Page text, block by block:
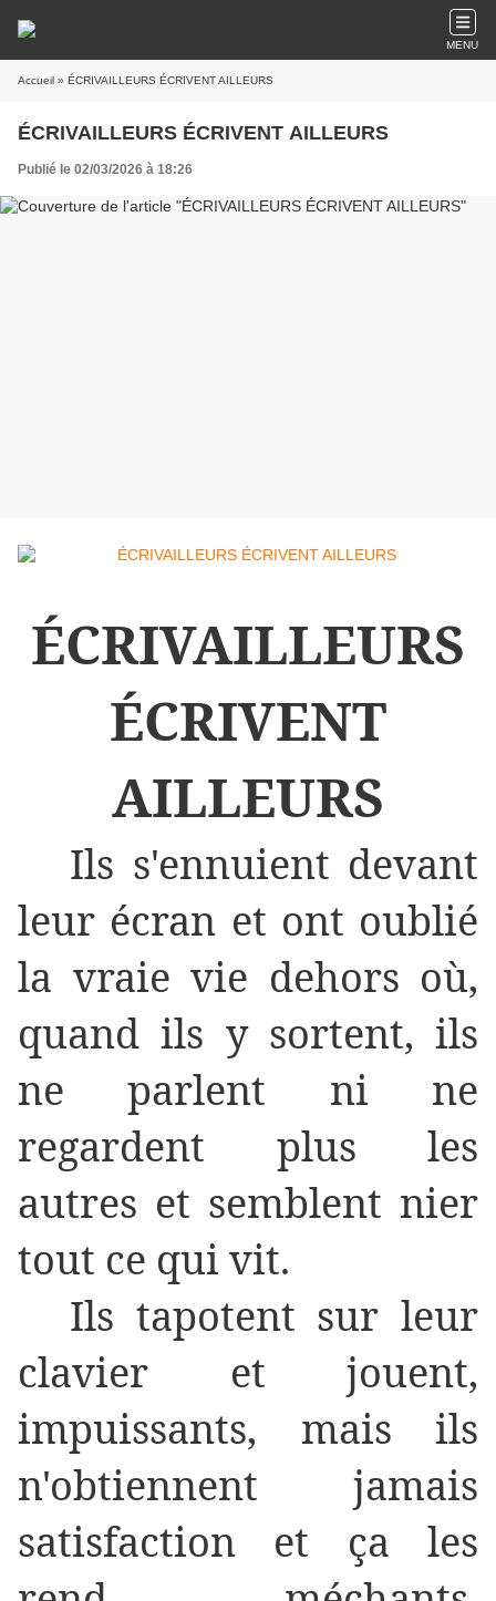
MENU
Accueil » ÉCRIVAILLEURS ÉCRIVENT AILLEURS
ÉCRIVAILLEURS ÉCRIVENT AILLEURS
Publié le 02/03/2026 à 18:26
ÉCRIVAILLEURS
ÉCRIVENT
AILLEURS
Ils s'ennuient devant
leur écran et ont oublié
la vraie vie dehors où,
quand ils y sortent, ils
ne parlent ni ne
regardent plus les
autres et semblent nier
tout ce qui vit.
Ils tapotent sur leur
clavier et jouent,
impuissants, mais ils
n'obtiennent jamais
satisfaction et ça les